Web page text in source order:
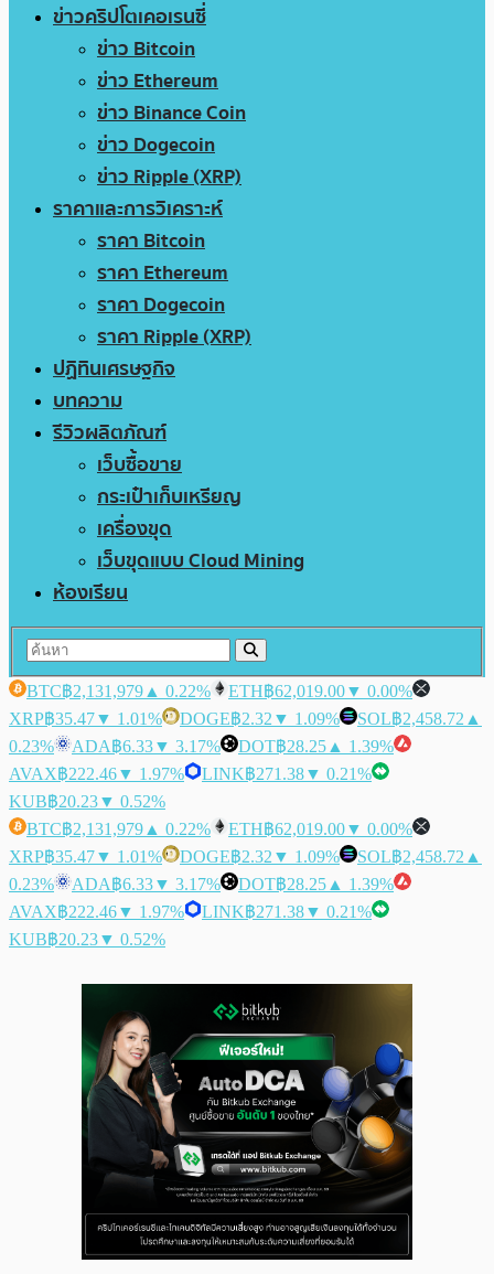
ข่าวคริปโตเคอเรนซี่
ข่าว Bitcoin
ข่าว Ethereum
ข่าว Binance Coin
ข่าว Dogecoin
ข่าว Ripple (XRP)
ราคาและการวิเคราะห์
ราคา Bitcoin
ราคา Ethereum
ราคา Dogecoin
ราคา Ripple (XRP)
ปฏิทินเศรษฐกิจ
บทความ
รีวิวผลิตภัณฑ์
เว็บซื้อขาย
กระเป๋าเก็บเหรียญ
เครื่องขุด
เว็บขุดแบบ Cloud Mining
ห้องเรียน
BTC฿2,131,979 ▲ 0.22% ETH฿62,019.00▼ 0.00%
XRP฿35.47▼ 1.01% DOGE฿2.32 ▼ 1.09% SOL฿2,458.72 ▲
0.23%
ADA฿6.33▼ 3.17% DOT฿28.25 ▲ 1.39%
AVAX฿222.46▼ 1.97% LINK฿271.38▼ 0.21%
KUB฿20.23▼ 0.52%
BTC฿2,131,979 ▲ 0.22% ETH฿62,019.00▼ 0.00%
XRP฿35.47▼ 1.01% DOGE฿2.32 ▼ 1.09% SOL฿2,458.72 ▲
0.23%
ADA฿6.33▼ 3.17% DOT฿28.25 ▲ 1.39%
AVAX฿222.46▼ 1.97% LINK฿271.38▼ 0.21%
KUB฿20.23▼ 0.52%